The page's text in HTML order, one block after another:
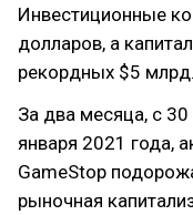
Инвестиционные
долларов, а
рекордных $5 млрд.
За два месяца, с
января 2021 года,
GameStop
рыночная